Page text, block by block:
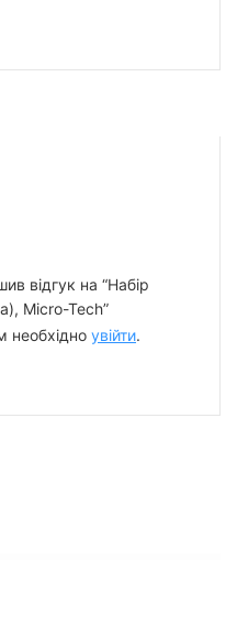
відгук на “Набір
Micro-Tech”
необхідно увійти.